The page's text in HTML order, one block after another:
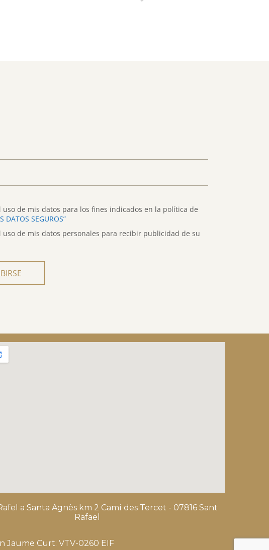
uso de mis datos para los fines indicados en la política de
DATOS SEGUROS”
uso de mis datos personales para recibir publicidad de su
a Santa Agnès km 2 Camí des Tercet - 07816 Sant
Rafael
Jaume Curt: VTV-0260 EIF